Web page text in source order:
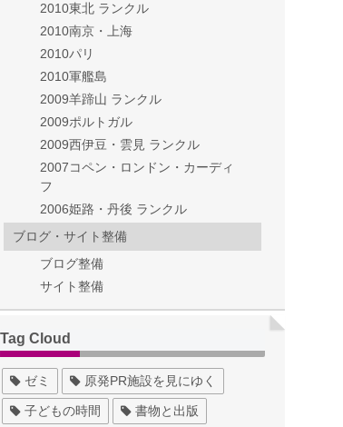
2010東北 ランクル
2010南京・上海
2010パリ
2010軍艦島
2009羊蹄山 ランクル
2009ポルトガル
2009西伊豆・雲見 ランクル
2007コペン・ロンドン・カーディ
フ
2006姫路・丹後 ランクル
ブログ・サイト整備
ブログ整備
サイト整備
Tag Cloud
ゼミ 原発PR施設を見にゆく
子どもの時間 書物と出版